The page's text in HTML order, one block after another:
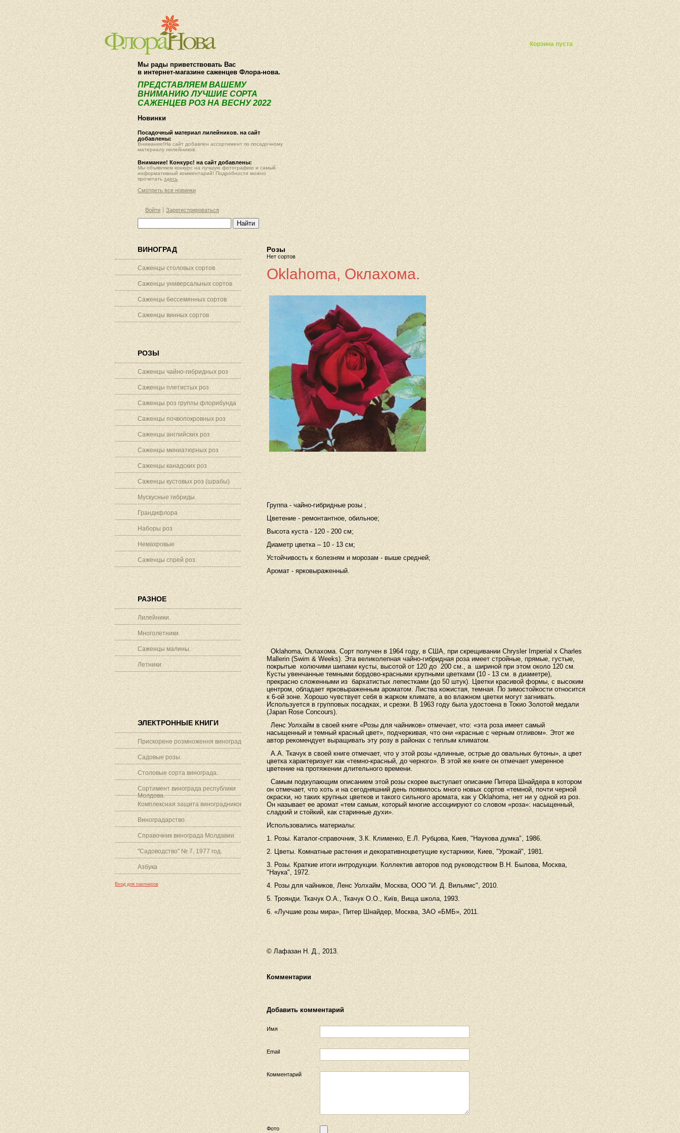
Корзина пуста
О компании Как купить Фотогалерея Статьи Опт Контакты
Мы рады приветствовать Вас
в интернет-магазине саженцев Флора-нова.
ПРЕДСТАВЛЯЕМ ВАШЕМУ
ВНИМАНИЮ ЛУЧШИЕ СОРТА
САЖЕНЦЕВ РОЗ НА ВЕСНУ 2022
Новинки
Посадочный материал лилейников. на сайт
добавлены:
Внимание!На сайт добавлен ассортимент по посадочному
материалу лилейников.
Внимание! Конкурс! на сайт добавлены:
Мы объявляем конкурс на лучшую фотографию и самый
информативный комментарий! Подробности можно
прочитать здесь
Смотреть все новинки
Войти Зарегистрироваться
ВИНОГРАД
Саженцы столовых сортов
Саженцы универсальных сортов
Саженцы бессемянных сортов
Саженцы винных сортов
РОЗЫ
Саженцы чайно-гибридных роз
Саженцы плетистых роз
Саженцы роз группы флорибунда
Саженцы почвопокровных роз
Саженцы английских роз
Саженцы миниатюрных роз
Саженцы канадских роз
Саженцы кустовых роз (шрабы)
Мускусные гибриды.
Грандифлора
Наборы роз
Немахровые
Саженцы спрей роз.
РАЗНОЕ
Лилейники.
Многолетники
Саженцы малины.
Летники
ЭЛЕКТРОННЫЕ КНИГИ
Прискорене розмноження винограду.
Садовые розы.
Столовые сорта винограда.
Сортимент винограда республики
Молдова.
Комплексная защита виноградников.
Виноградарство.
Справочник винограда Молдавии.
"Садоводство" № 7, 1977 год.
Азбука
Вход для партнеров
Розы
Нет сортов
Oklahoma, Оклахома.
Группа - чайно-гибридные розы ;
Цветение - ремонтантное, обильное;
Высота куста - 120 - 200 см;
Диаметр цветка – 10 - 13 см;
Устойчивость к болезням и морозам - выше средней;
Аромат - ярковыраженный.
Oklahoma, Оклахома. Сорт получен в 1964 году, в США, при скрещивании Chrysler Imperial x Charles
Mallerin (Swim & Weeks). Эта великолепная чайно-гибридная роза имеет стройные, прямые, густые,
покрытые колючими шипами кусты, высотой от 120 до 200 см., а шириной при этом около120 см.
Кусты увенчанные темными бордово-красными крупными цветками (10 -13 см. в диаметре),
прекрасно сложенными из бархатистых лепестками (до 50 штук). Цветки красивой формы, с высоким
центром, обладает ярковыраженным ароматом. Листва кожистая, темная. По зимостойкости относится
к 6-ой зоне. Хорошо чувствует себя в жарком климате, а во влажном цветки могут загнивать.
Используется в групповых посадках, и срезки. В 1963 году была удостоена в Токио Золотой медали
(Japan Rose Concours).
Ленс Уолхайм в своей книге «Розы для чайников» отмечает, что: «эта роза имеет самый
насыщенный и темный красный цвет», подчеркивая, что они «красные с черным отливом». Этот же
автор рекомендует выращивать эту розу в районах с теплым климатом.
А.А. Ткачук в своей книге отмечает, что у этой розы «длинные, острые до овальных бутоны», а цвет
цветка характеризует как «темно-красный, до черного». В этой же книге он отмечает умеренное
цветение на протяжении длительного времени.
Самым подкупающим описанием этой розы скорее выступает описание Питера Шнайдера в котором
он отмечает, что хоть и на сегодняшний день появилось много новых сортов «темной, почти черной
окраски, но таких крупных цветков и такого сильного аромата, как у Oklahoma, нет ни у одной из роз.
Он называет ее аромат «тем самым, который многие ассоциируют со словом «роза»: насыщенный,
сладкий и стойкий, как старинные духи».
Использовались материалы:
1. Розы. Каталог-справочник, З.К. Клименко, Е.Л. Рубцова, Киев, "Наукова думка", 1986.
2. Цветы. Комнатные растения и декоративноцветущие кустарники, Киев, "Урожай", 1981.
3. Розы. Краткие итоги интродукции. Коллектив авторов под руководством В.Н. Былова, Москва,
"Наука", 1972.
4. Розы для чайников, Ленс Уолхайм, Москва, ООО "И. Д. Вильямс", 2010.
5. Троянди. Ткачук О.А., Ткачук О.О., Київ, Вища школа, 1993.
6. «Лучшие розы мира», Питер Шнайдер, Москва, ЗАО «БМБ», 2011.
© Лафазан Н. Д., 2013.
Комментарии
Добавить комментарий
Имя
Email
Комментарий
Фото